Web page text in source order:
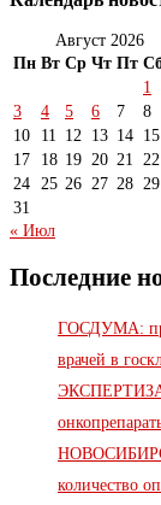
Август 2026
Пн Вт Ср Чт Пт
1
3
4 5 6 7 8
10
11 12 13 14 15
17
18 19 20 21 22
24 25 26 27 28 29
31
« Июл
Последние
ГОСДУМА:
врачей в
ЭКСПЕРТИЗА:
количество